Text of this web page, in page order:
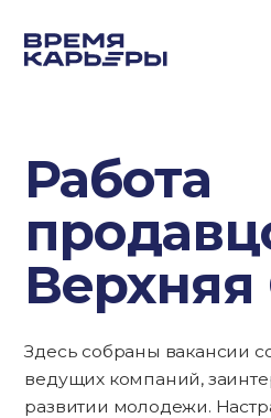
Работа
Верхняя
Здесь собраны вакансии
ведущих компаний,
развитии молодежи.